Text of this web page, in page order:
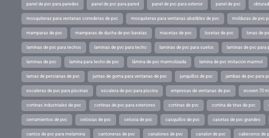
panel de pvc para paredes panel de pvc para pared panel de pvc para exterior panel de pvc
mosquiteras para ventanas correderas de pvc mosquiteras para ventanas abatibles de pvc molduras de pvc
mamparas de pvc mamparas de ducha de pvc baratas macetas de pvc losetas de pvc lonas de
laminas de pvc para techos laminas de pvc para techo laminas de pvc para suelos laminas de pvc para
laminas de pvc lamina para techo de pvc lámina de pvc marmolizada lamina de pvc imitacion marmol
lamas de persianas de pvc juntas de goma para ventanas de pvc junquillos de pvc jambas de pvc para
escaleras de pvc para piscinas escalera de pvc para piscina empresas de ventanas de pvc ecoven 70
cortinas industriales de pvc cortinas de pvc para exteriores cortinas de pvc cortina de tiras de pvc
cerramientos de pvc celosias de pvc celosia de pvc casquillos de pvc casetas de pvc grandes
cantos de pvc para melamina cantoneras de pvc canalones de pvc canalon de pvc cabeceros de